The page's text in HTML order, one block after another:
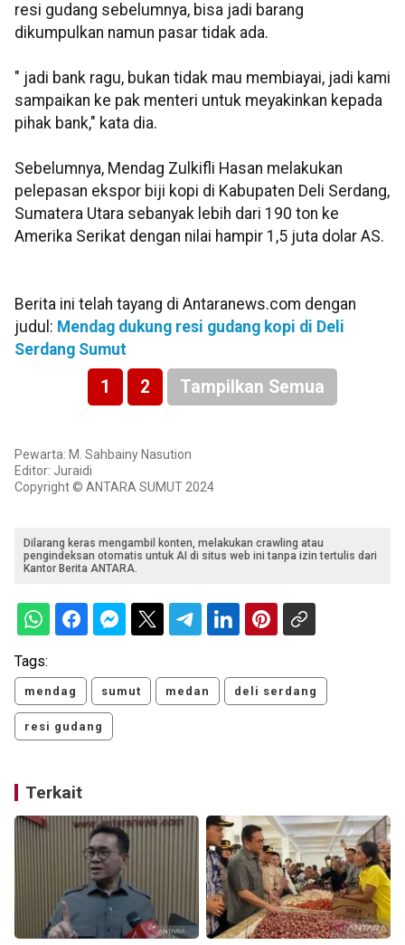
resi gudang sebelumnya, bisa jadi barang
dikumpulkan namun pasar tidak ada.
" jadi bank ragu, bukan tidak mau membiayai, jadi kami
sampaikan ke pak menteri untuk meyakinkan kepada
pihak bank," kata dia.
Sebelumnya, Mendag Zulkifli Hasan melakukan
pelepasan ekspor biji kopi di Kabupaten Deli Serdang,
Sumatera Utara sebanyak lebih dari 190 ton ke
Amerika Serikat dengan nilai hampir 1,5 juta dolar AS.
Berita ini telah tayang di Antaranews.com dengan
judul: Mendag dukung resi gudang kopi di Deli
Serdang Sumut
1 2 Tampilkan Semua
Pewarta: M. Sahbainy Nasution
Editor: Juraidi
Copyright © ANTARA SUMUT 2024
Dilarang keras mengambil konten, melakukan crawling atau
pengindeksan otomatis untuk AI di situs web ini tanpa izin tertulis dari
Kantor Berita ANTARA.
Tags:
mendag sumut medan deli serdang
resi gudang
Terkait